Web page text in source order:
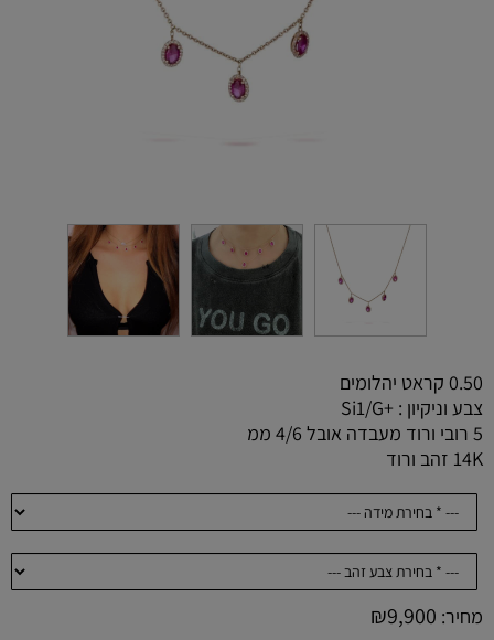
0.50 קראט יהלומים
צבע וניקיון : +Si1/G
5 רובי ורוד מעבדה אובל 4/6 ממ
14K זהב ורוד
מחיר: ₪9,900